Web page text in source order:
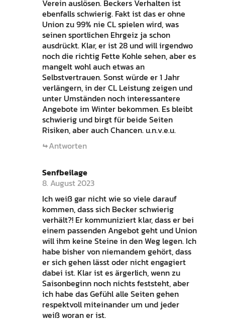
Verein auslösen. Beckers Verhalten ist
ebenfalls schwierig. Fakt ist das er ohne
Union zu 99% nie CL spielen wird, was
seinen sportlichen Ehrgeiz ja schon
ausdrückt. Klar, er ist 28 und will irgendwo
noch die richtig Fette Kohle sehen, aber es
mangelt wohl auch etwas an
Selbstvertrauen. Sonst würde er 1 Jahr
verlängern, in der CL Leistung zeigen und
unter Umständen noch interessantere
Angebote im Winter bekommen. Es bleibt
schwierig und birgt für beide Seiten
Risiken, aber auch Chancen. u.n.v.e.u.
Antworten
Senfbeilage
8. August 2023
Ich weiß gar nicht wie so viele darauf
kommen, dass sich Becker schwierig
verhält?! Er kommuniziert klar, dass er bei
einem passenden Angebot geht und Union
will ihm keine Steine in den Weg legen. Ich
habe bisher von niemandem gehört, dass
er sich gehen lässt oder nicht engagiert
dabei ist. Klar ist es ärgerlich, wenn zu
Saisonbeginn noch nichts feststeht, aber
ich habe das Gefühl alle Seiten gehen
respektvoll miteinander um und jeder
weiß woran er ist.